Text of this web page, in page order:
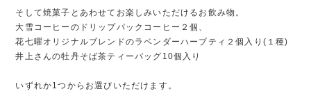
そして焼菓子とあわせてお楽しみいただけるお飲み物。
大雪コーヒーのドリップパックコーヒー２個、
花七曜オリジナルブレンドのラベンダーハーブティ２個入り(１種)
井上さんの牡丹そば茶ティーバッグ10個入り
いずれか1つからお選びいただけます。